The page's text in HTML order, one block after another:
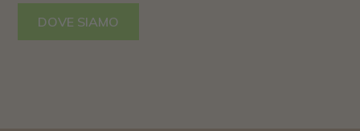
DOVE SIAMO